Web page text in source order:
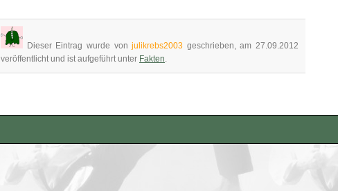
Dieser Eintrag wurde vonjulikrebs2003 geschrieben, am 27.09.2012
veröffentlicht und ist aufgeführt unter Fakten.